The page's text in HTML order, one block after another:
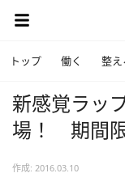
トップ 働く 整え
新感覚ラッ
場！ 期間限
作成: 2016.03.10